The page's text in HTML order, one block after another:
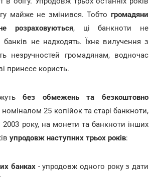
майже не змінився. Тобто громадяни
, ці банкноти не
банків не надходять. Їхнє вилучення з
незручностей громадянам, водночас
принесе користь.
без обмежень та безкоштовно
25 копійок та старі банкноти,
2003 року, на монети та банкноти інших
упродовж наступних трьох років:
банках- упродовж одного року з дати